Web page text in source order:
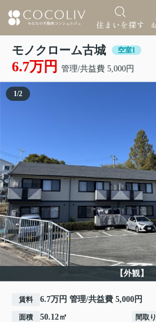
モノクローム古城 空室1
6.7万円 管理/共益費 5,000円
【外観】
1/2
賃料 6.7万円 管理/共益費 5,000円
面積 50.12㎡ 間取り